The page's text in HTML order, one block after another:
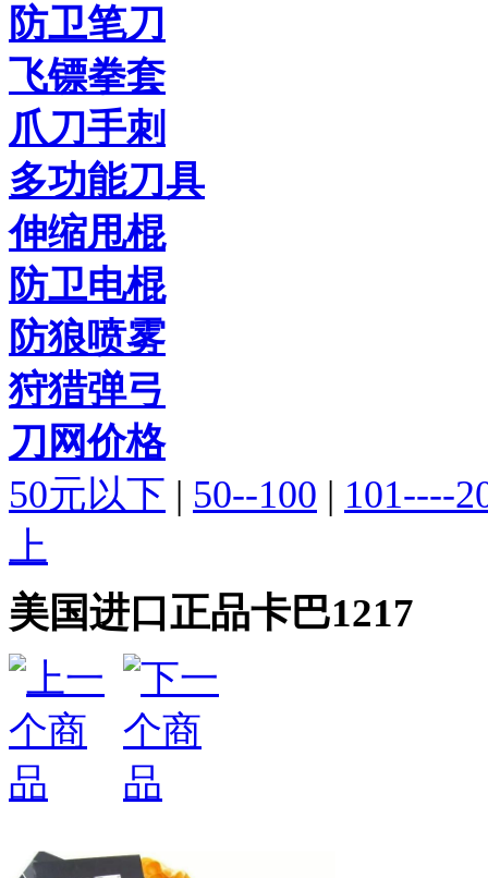
防卫笔刀
飞镖拳套
爪刀手刺
多功能刀具
伸缩甩棍
防卫电棍
防狼喷雾
狩猎弹弓
刀网价格
50元以下 | 50--100 | 101----
上
美国进口正品卡巴1217